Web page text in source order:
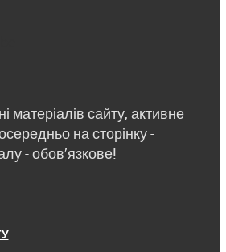
матеріалів сайту, активне
на сторінку -
- обов’язкове!